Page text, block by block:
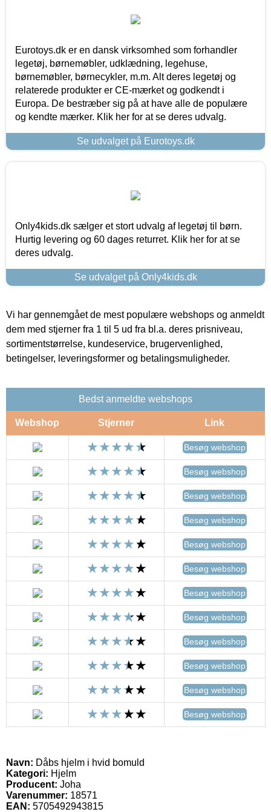
Eurotoys.dk er en dansk virksomhed som forhandler
legetøj, børnemøbler, udklædning, legehuse,
børnemøbler, børnecykler, m.m. Alt deres legetøj og
relaterede produkter er CE-mærket og godkendt i
Europa. De bestræber sig på at have alle de populære
og kendte mærker. Klik her for at se deres udvalg.
Se udvalget på Eurotoys.dk
Only4kids.dk sælger et stort udvalg af legetøj til børn.
Hurtig levering og 60 dages returret. Klik her for at se
deres udvalg.
Se udvalget på Only4kids.dk
Vi har gennemgået de mest populære webshops og anmeldt
dem med stjerner fra 1 til 5 ud fra bl.a. deres prisniveau,
sortimentstørrelse, kundeservice, brugervenlighed,
betingelser, leveringsformer og betalingsmuligheder.
Bedst anmeldte webshops
Webshop Stjerner Link
Besøg webshop
Besøg webshop
Besøg webshop
Besøg webshop
Besøg webshop
Besøg webshop
Besøg webshop
Besøg webshop
Besøg webshop
Besøg webshop
Besøg webshop
Besøg webshop
Navn: Dåbs hjelm i hvid bomuld
Kategori: Hjelm
Producent: Joha
Varenummer: 18571
EAN: 5705492943815